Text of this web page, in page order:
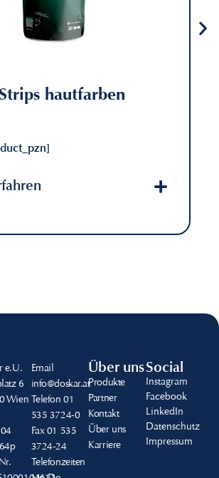
hautfarben
e.U.
6
Wien
Email
info@doskar.at
Telefon 01
535 3724-0
Fax01 535
3724-24
Telefonzeiten
Über uns
Produkte
Partner
Kontakt
Über uns
Karriere
Social
Instagram
Facebook
LinkedIn
Datenschutz
Impressum